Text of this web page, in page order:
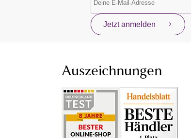
Jetzt anmelden
Auszeichnungen